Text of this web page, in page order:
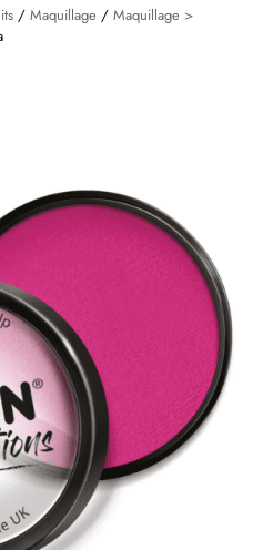
/ Maquillage / Maquillage >